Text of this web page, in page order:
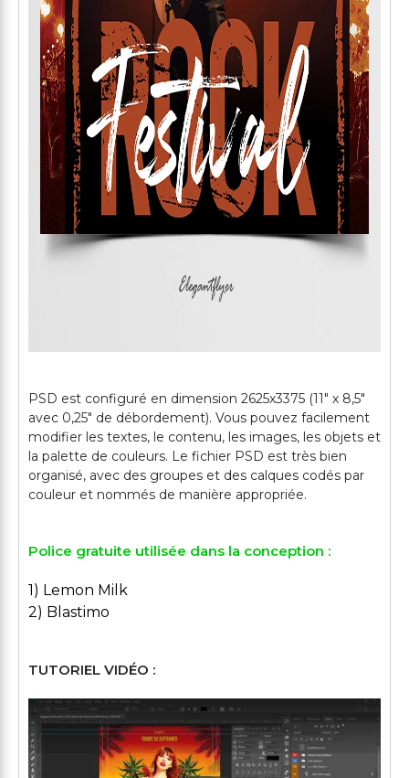
PSD est configuré en dimension 2625x3375 (11″ х 8,5″
avec 0,25″ de débordement). Vous pouvez facilement
modifier les textes, le contenu, les images, les objets et
la palette de couleurs. Le fichier PSD est très bien
organisé, avec des groupes et des calques codés par
Police gratuite utilisée dans la conception :
1) Lemon Milk
2) Blastimo
TUTORIEL VIDÉO :